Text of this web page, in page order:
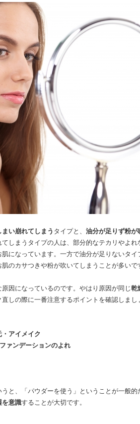
い崩れてしまう タイプと、 油分が足りず粉が
しまうタイプの人は、部分的なテカリやよれ
になっています。一方で油分が足りないタイ
のカサつきや粉が吹いてしまうことが多いで
因になっているのです。やはり原因が同じ乾
しの際に一番注意するポイントを確認しまし
アイメイク
ァンデーションのよれ
と、「パウダーを使う」ということが一般的
を意識することが大切です。